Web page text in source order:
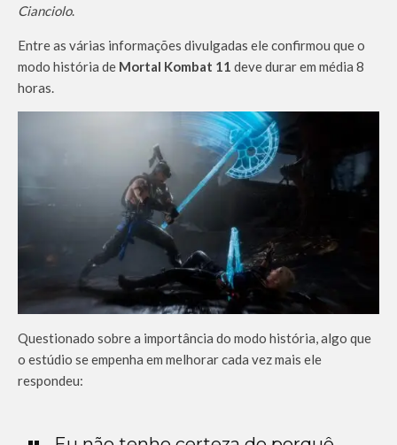
Cianciolo.
Entre as várias informações divulgadas ele confirmou que o
modo história de Mortal Kombat 11 deve durar em média 8
horas.
Questionado sobre a importância do modo história, algo que
o estúdio se empenha em melhorar cada vez mais ele
respondeu: